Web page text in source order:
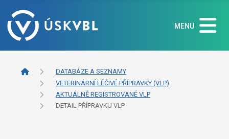
MENU
DATABÁZE A SEZNAMY
VETERINÁRNÍ LÉČIVÉ PŘÍPRAVKY (VLP)
AKTUÁLNĚ REGISTROVANÉ VLP
DETAIL PŘÍPRAVKU VLP